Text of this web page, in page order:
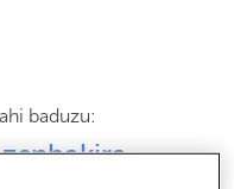
baduzu: